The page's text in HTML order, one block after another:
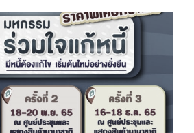
NPA
Nationwide
Auction
on
Thursday,
Jan
26,
2023